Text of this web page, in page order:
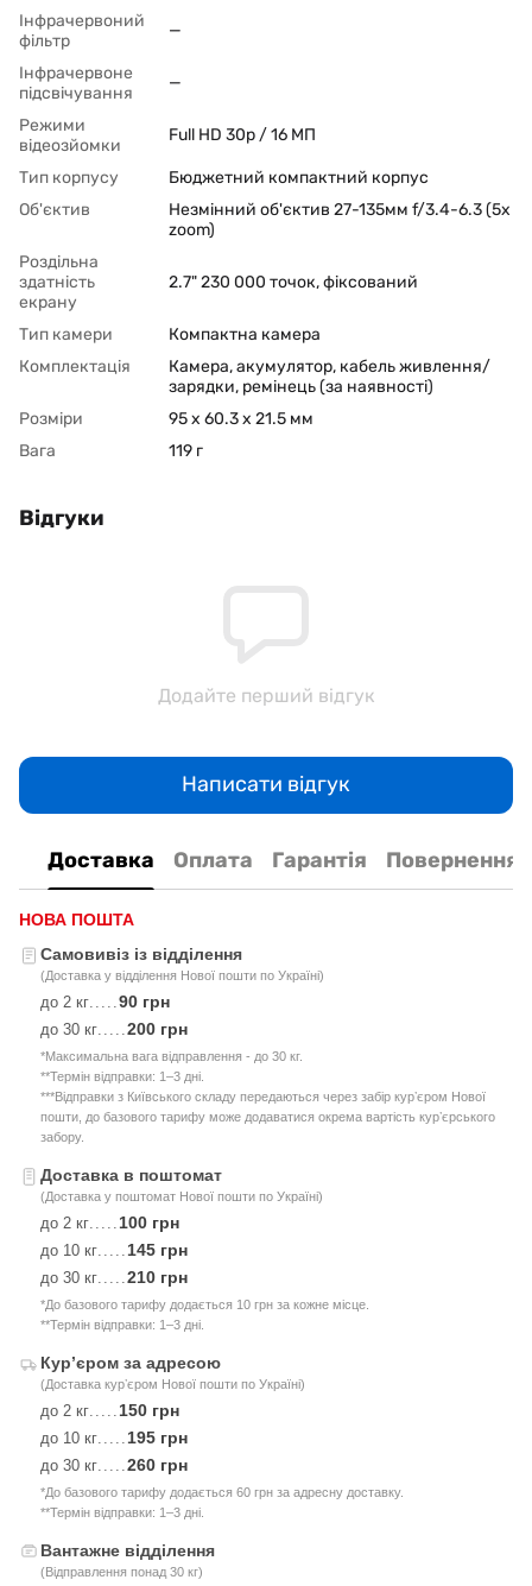
Інфрачервоний
фільтр
—
Інфрачервоне
підсвічування
—
Режими
відеозйомки
Full HD 30p / 16 МП
Тип корпусу
Бюджетний компактний корпус
Об'єктив
Незмінний об'єктив 27-135мм f/3.4-6.3 (5x
zoom)
Роздільна
здатність
екрану
2.7" 230 000 точок, фіксований
Тип камери
Компактна камера
Комплектація
Камера, акумулятор, кабель живлення/
зарядки, ремінець (за наявності)
Розміри
95 x 60.3 x 21.5 мм
Вага
119 г
Відгуки
Додайте перший відгук
Написати відгук
Доставка Оплата Гарантія Повернення
НОВА ПОШТА
Самовивіз із відділення
(Доставка у відділення Нової пошти по Україні)
до 2 кг 90 грн
до 30 кг 200 грн
*Максимальна вага відправлення - до 30 кг.
**Термін відправки: 1–3 дні.
***Відправки з Київського складу передаються через забір курʼєром Нової
пошти, до базового тарифу може додаватися окрема вартість курʼєрського
забору.
Доставка в поштомат
(Доставка у поштомат Нової пошти по Україні)
до 2 кг 100 грн
до 10 кг 145 грн
до 30 кг 210 грн
*До базового тарифу додається 10 грн за кожне місце.
**Термін відправки: 1–3 дні.
Курʼєром за адресою
(Доставка курʼєром Нової пошти по Україні)
до 2 кг 150 грн
до 10 кг 195 грн
до 30 кг 260 грн
*До базового тарифу додається 60 грн за адресну доставку.
**Термін відправки: 1–3 дні.
Вантажне відділення
(Відправлення понад 30 кг)